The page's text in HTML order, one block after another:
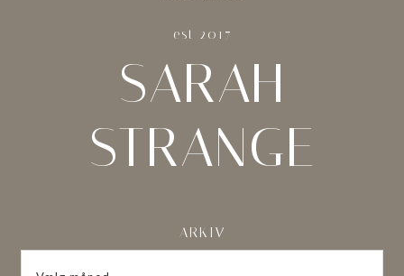
est 2017
SARAH
STRANGE
ARKIV